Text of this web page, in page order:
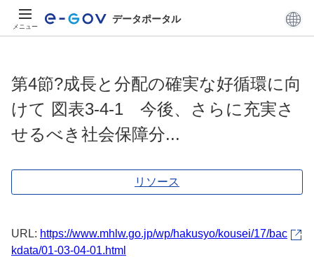
メニュー
データポータル
第4節?成長と分配の確実な好循環に向
けて 図表3-4-1 今後、さらに充実さ
せるべき社会保障分...
リソース
URL: https://www.mhlw.go.jp/wp/hakusyo/kousei/17/bac
kdata/01-03-04-01.html